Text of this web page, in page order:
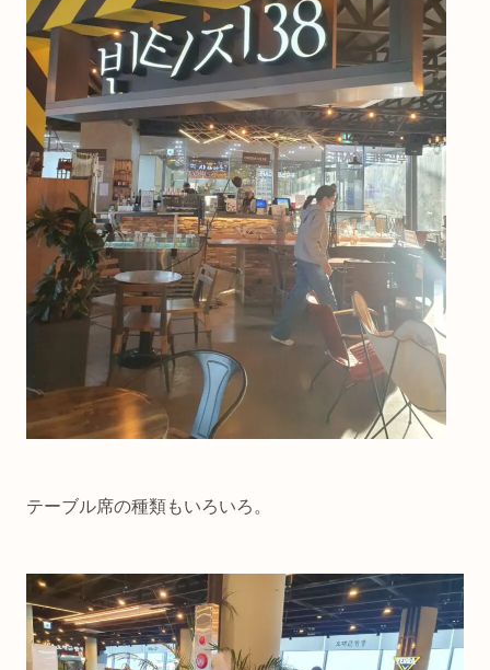
テーブル席の種類もいろいろ。